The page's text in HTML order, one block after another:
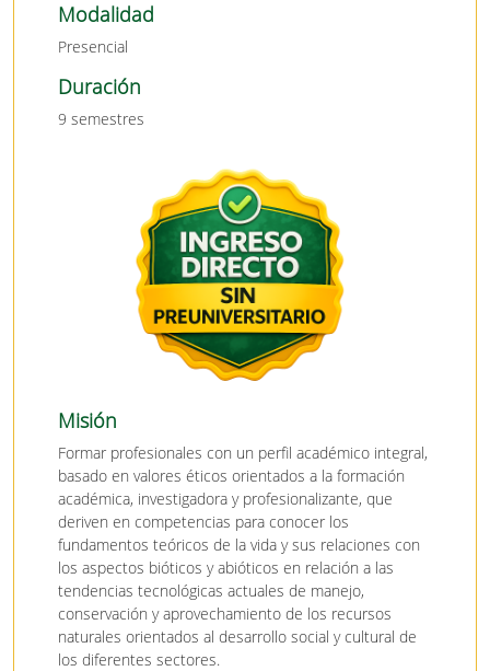
Modalidad
Presencial
Duración
9 semestres
Misión
Formar profesionales con un perfil académico integral,
basado en valores éticos orientados a la formación
académica, investigadora y profesionalizante, que
deriven en competencias para conocer los
fundamentos teóricos de la vida y sus relaciones con
los aspectos bióticos y abióticos en relación a las
tendencias tecnológicas actuales de manejo,
conservación y aprovechamiento de los recursos
naturales orientados al desarrollo social y cultural de
los diferentes sectores.